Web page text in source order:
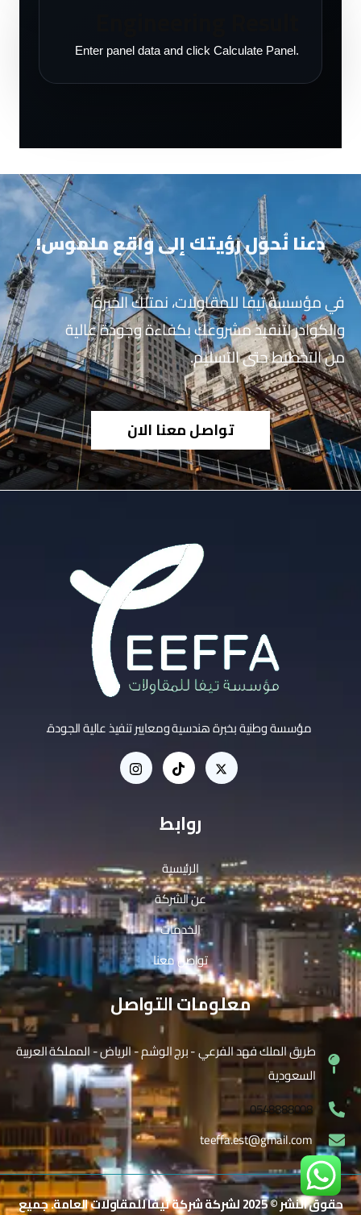
Enter panel data and click Calculate Panel.
دعنا نُحوّل رؤيتك إلى واقع ملموس!
في مؤسسة تيفا للمقاولات، نمتلك الخبرة
والكوادر لتنفيذ مشروعك بكفاءة وجودة عالية
من التخطيط حتى التسليم.
تواصل معنا الان
مؤسسة وطنية بخبرة هندسية ومعايير تنفيذ عالية الجودة.
روابط
الرئيسية
عن الشركة
الخدمات
تواصل معنا
معلومات التواصل
طريق الملك فهد الفرعي - برج الوشم - الرياض - المملكة العربية
السعودية
0548888008
teeffa.est@gmail.com
حقوق النشر © 2025 لشركة شركة تيفا للمقاولات العامة. جميع